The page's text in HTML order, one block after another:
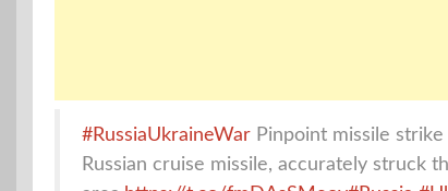
#RussiaUkraineWar Pinpoint missile
Russian cruise missile, accurately struck